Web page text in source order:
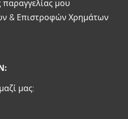
μου
& Επιστροφών Χρημάτων
μας: